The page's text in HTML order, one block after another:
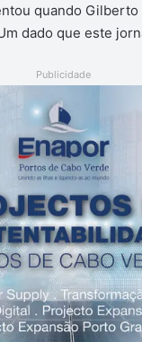
quando
dado que este
Publicidade